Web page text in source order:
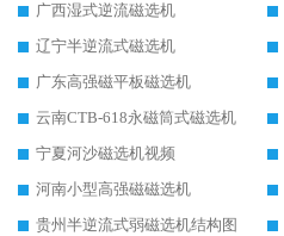
广西湿式逆流磁选机
辽宁半逆流式磁选机
广东高强磁平板磁选机
云南CTB-618永磁筒式磁选机
宁夏河沙磁选机视频
河南小型高强磁磁选机
贵州半逆流式弱磁选机结构图